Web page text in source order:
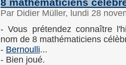
Par Didier Müller, lundi 28
- Vous prétendez connaître
nom de 8 mathématiciens
- Bernoulli...
- Bien joué.